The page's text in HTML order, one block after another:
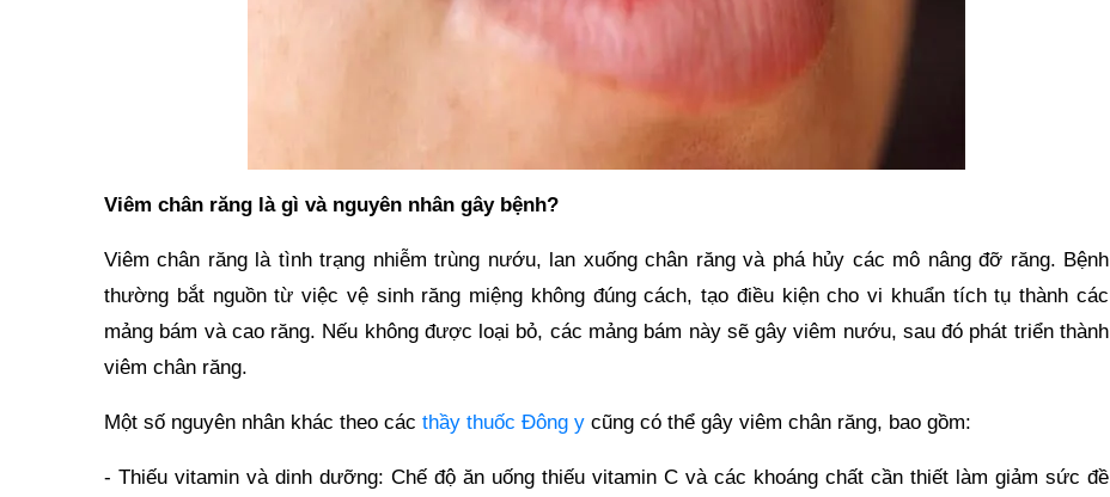
Viêm chân răng là gì và nguyên nhân gây bệnh?
Viêm chân răng là tình trạng nhiễm trùng nướu, lan xuống chân răng và phá hủy các mô nâng đỡ răng. Bệnh
thường bắt nguồn từ việc vệ sinh răng miệng không đúng cách, tạo điều kiện cho vi khuẩn tích tụ thành các
mảng bám và cao răng. Nếu không được loại bỏ, các mảng bám này sẽ gây viêm nướu, sau đó phát triển thành
viêm chân răng.
Một số nguyên nhân khác theo các thầy thuốc Đông y cũng có thể gây viêm chân răng, bao gồm:
- Thiếu vitamin và dinh dưỡng: Chế độ ăn uống thiếu vitamin C và các khoáng chất cần thiết làm giảm sức đề